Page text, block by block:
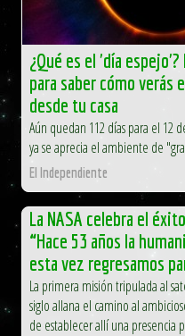
¿Qué es el 'día
para saber cómo verás
desde tu casa
Aún quedan 112 días para el 12
ya se aprecia el ambiente de
El Independiente
La NASA celebra el
“Hace 53 años la
esta vez regresamos
La primera misión tripulada al
siglo allana el camino al
de establecer allí una presencia